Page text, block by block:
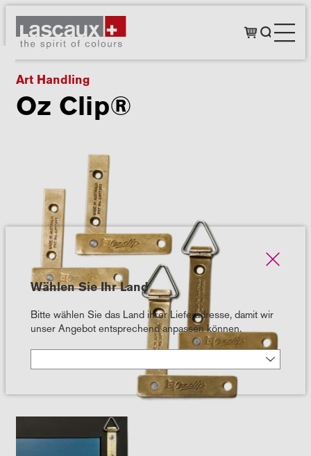
Art Handling
Oz Clip®
Wählen Sie Ihr Land
Bitte wählen Sie das Land ihrer Lieferadresse, damit wir
unser Angebot entsprechend anpassen können.